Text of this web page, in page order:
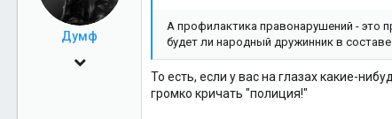
Думф
3 Дек 2010
А профилактика правонарушений - это
будет ли народный дружинник в
То есть, если у вас на глазах какие-
громко кричать "полиция!"